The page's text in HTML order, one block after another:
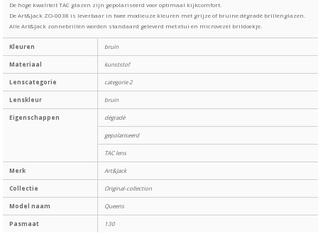
De hoge kwaliteit TAC glazen zijn gepolariseerd voor optimaal kijkcomfort.
De Art&Jack ZO-0038 is leverbaar in twee modieuze kleuren met grijze of bruine dégradé brillenglazen.
Alle Art&Jack zonnebrillen worden standaard geleverd met etui en microvezel brildoekje.
Kleuren bruin
Materiaal kunststof
Lenscategorie categorie 2
Lenskleur bruin
Eigenschappen dégradé
gepolariseerd
TAC lens
Merk Art&Jack
Collectie Original-collection
Model naam Queens
Pasmaat 130